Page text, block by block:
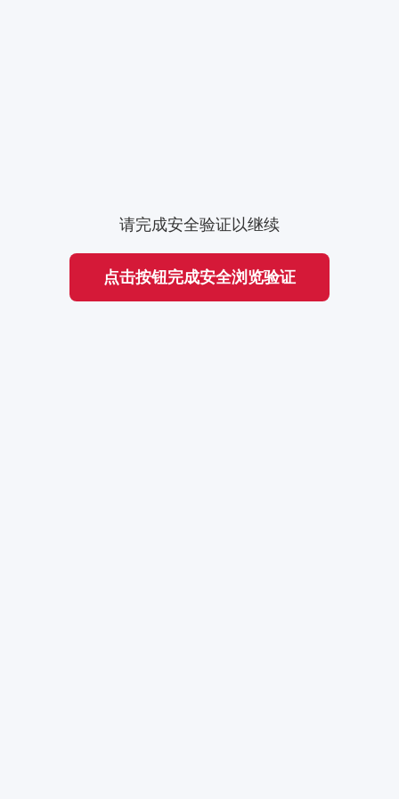
请完成安全验证以继续
点击按钮完成安全浏览验证